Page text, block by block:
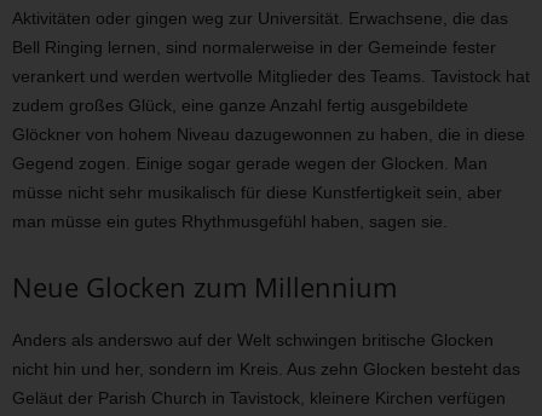
Aktivitäten oder gingen weg zur Universität. Erwachsene, die das
Bell Ringing lernen, sind normalerweise in der Gemeinde fester
verankert und werden wertvolle Mitglieder des Teams. Tavistock hat
zudem großes Glück, eine ganze Anzahl fertig ausgebildete
Glöckner von hohem Niveau dazugewonnen zu haben, die in diese
Gegend zogen. Einige sogar gerade wegen der Glocken. Man
müsse nicht sehr musikalisch für diese Kunstfertigkeit sein, aber
man müsse ein gutes Rhythmusgefühl haben, sagen sie.
Neue Glocken zum Millennium
Anders als anderswo auf der Welt schwingen britische Glocken
nicht hin und her, sondern im Kreis. Aus zehn Glocken besteht das
Geläut der Parish Church in Tavistock, kleinere Kirchen verfügen